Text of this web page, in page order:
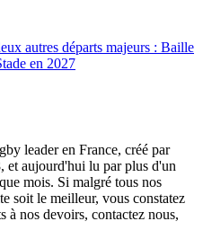
autres départs majeurs : Baille
en 2027
leader en France, créé par
et aujourd'hui lu par plus d'un
mois. Si malgré tous nos
soit le meilleur, vous constatez
à nos devoirs, contactez nous,